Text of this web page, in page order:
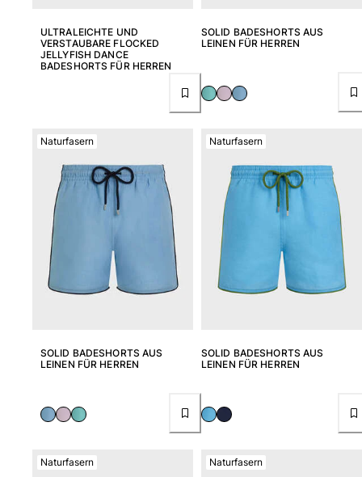
ULTRALEICHTE UND
VERSTAUBARE FLOCKED
JELLYFISH DANCE
BADESHORTS FÜR HERREN
SOLID BADESHORTS AUS
LEINEN FÜR HERREN
SOLID BADESHORTS AUS
LEINEN FÜR HERREN
Naturfasern
SOLID BADESHORTS AUS
LEINEN FÜR HERREN
Naturfasern
Naturfasern Naturfasern